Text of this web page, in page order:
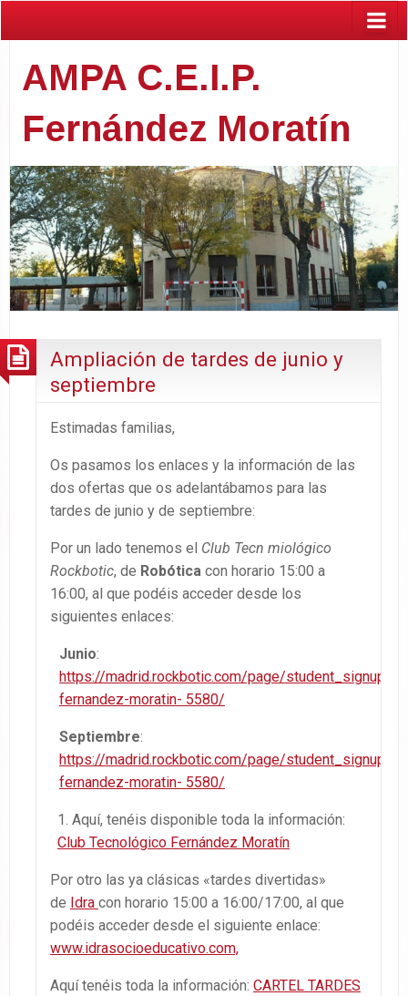
AMPA C.E.I.P.
Fernández Moratín
Ampliación de tardes de junio y
septiembre
Estimadas familias,
Os pasamos los enlaces y la información de las
dos ofertas que os adelantábamos para las
tardes de junio y de septiembre:
Por un lado tenemos el Club Tecn miológico
Rockbotic, de Robótica con horario 15:00 a
16:00, al que podéis acceder desde los
siguientes enlaces:
Junio:
https://madrid.rockbotic.com/page/student_signup/
fernandez-moratin- 5580/
Septiembre:
https://madrid.rockbotic.com/page/student_signup/
fernandez-moratin- 5580/
Aquí, tenéis disponible toda la información:
Club Tecnológico Fernández Moratín
Por otro las ya clásicas «tardes divertidas»
de Idra con horario 15:00 a 16:00/17:00, al que
podéis acceder desde el siguiente enlace:
www.idrasocioeducativo.com,
Aquí tenéis toda la información: CARTEL TARDES